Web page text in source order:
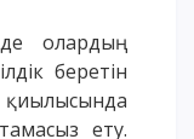
олардың
беретін
қиылысында
ету.